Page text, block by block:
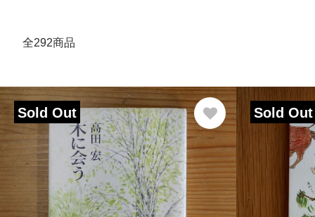
全292商品
Sold Out Sold Out